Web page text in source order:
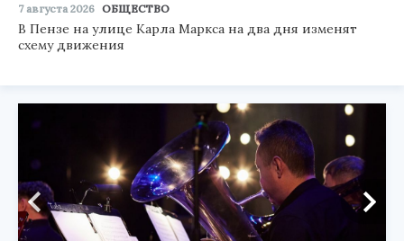
7 августа 2026 ОБЩЕСТВО
В Пензе на улице Карла Маркса на два дня изменят
схему движения